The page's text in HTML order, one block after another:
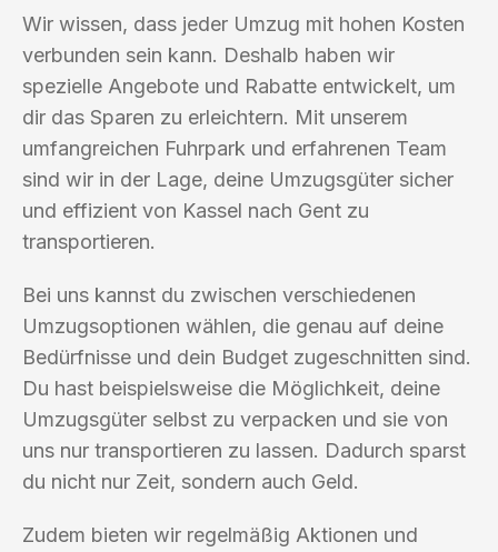
Wir wissen, dass jeder Umzug mit hohen Kosten
verbunden sein kann. Deshalb haben wir
spezielle Angebote und Rabatte entwickelt, um
dir das Sparen zu erleichtern. Mit unserem
umfangreichen Fuhrpark und erfahrenen Team
sind wir in der Lage, deine Umzugsgüter sicher
und effizient von Kassel nach Gent zu
transportieren.
Bei uns kannst du zwischen verschiedenen
Umzugsoptionen wählen, die genau auf deine
Bedürfnisse und dein Budget zugeschnitten sind.
Du hast beispielsweise die Möglichkeit, deine
Umzugsgüter selbst zu verpacken und sie von
uns nur transportieren zu lassen. Dadurch sparst
du nicht nur Zeit, sondern auch Geld.
Zudem bieten wir regelmäßig Aktionen und